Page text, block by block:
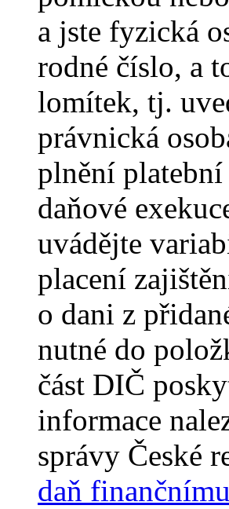
a jste fyzická
rodné číslo, a
lomítek, tj.
právnická
plnění
daňové
uvádějte
placení
o dani z
nutné do
část DIČ
informace
správy České
daň